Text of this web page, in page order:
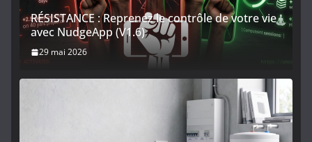
RÉSISTANCE : Reprenez le contrôle de votre vie
avec NudgeApp (V1.6)
29 mai 2026